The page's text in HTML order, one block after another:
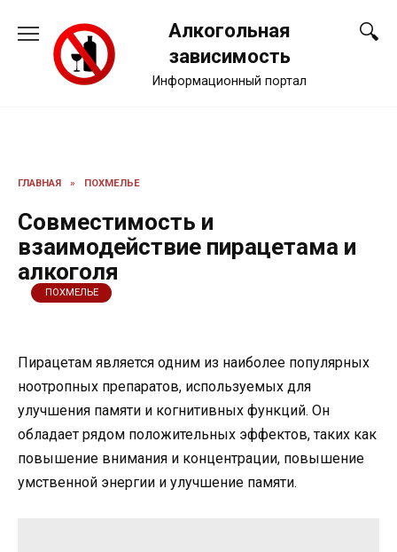
содержанию
Алкогольная
зависимость
Информационный портал
ГЛАВНАЯ » ПОХМЕЛЬЕ
Совместимость и
взаимодействие пирацетама и
алкоголя
ПОХМЕЛЬЕ
Пирацетам является одним из наиболее популярных
ноотропных препаратов, используемых для
улучшения памяти и когнитивных функций. Он
обладает рядом положительных эффектов, таких как
повышение внимания и концентрации, повышение
умственной энергии и улучшение памяти.